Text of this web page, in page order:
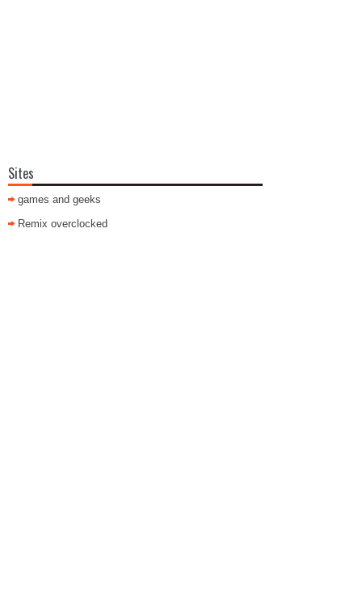
Sites
games and geeks
Remix overclocked